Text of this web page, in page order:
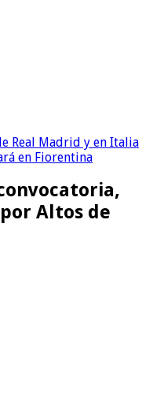
Real Madrid y en Italia
en Fiorentina
por Altos de